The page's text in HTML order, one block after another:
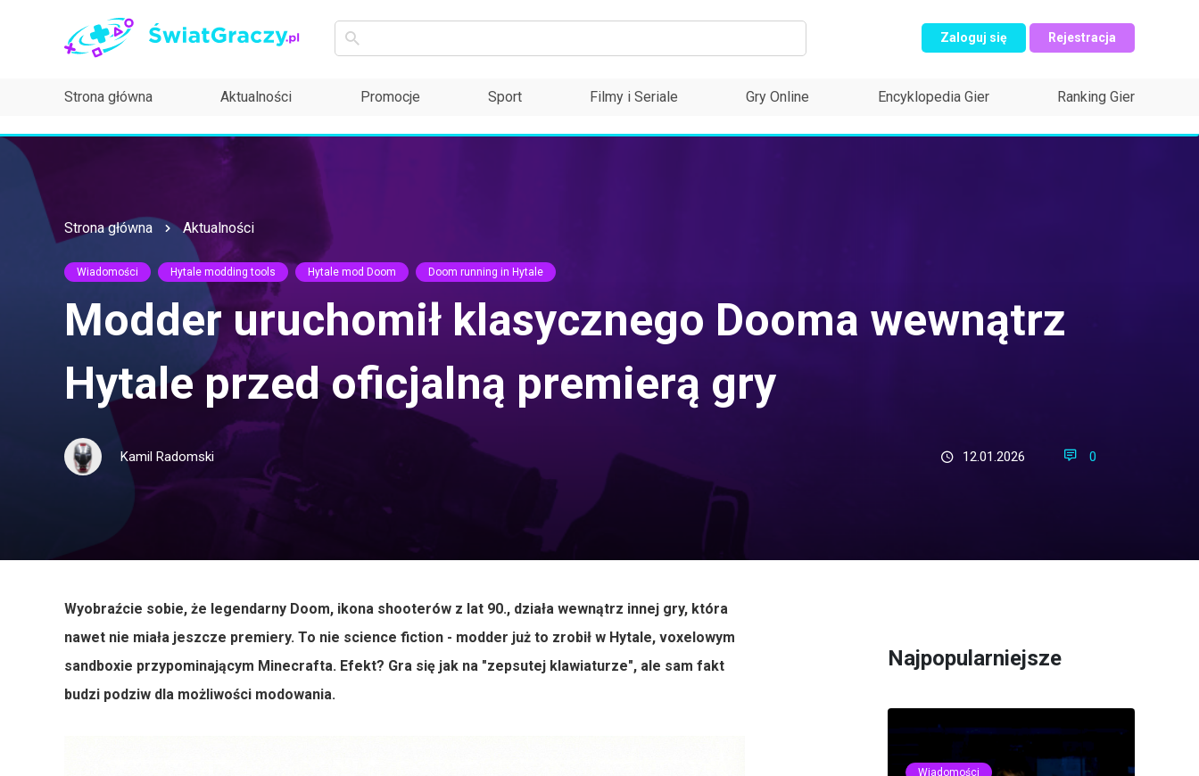
Zaloguj się Rejestracja
Strona główna Aktualności Promocje Sport Filmy i Seriale Gry Online Encyklopedia Gier Ranking Gier
Strona główna Aktualności
Wiadomości Hytale modding tools Hytale mod Doom Doom running in Hytale
Modder uruchomił klasycznego Dooma wewnątrz
Hytale przed oficjalną premierą gry
Kamil Radomski 12.01.2026 0
Wyobraźcie sobie, że legendarny Doom, ikona shooterów z lat 90., działa wewnątrz innej gry, która
nawet nie miała jeszcze premiery. To nie science fiction - modder już to zrobił w Hytale, voxelowym
sandboxie przypominającym Minecrafta. Efekt? Gra się jak na "zepsutej klawiaturze", ale sam fakt
budzi podziw dla możliwości modowania.
Najpopularniejsze
Wiadomości